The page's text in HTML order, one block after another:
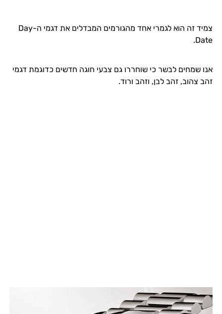
צמיד זה הוא לגמרי אחד מהגורמים המבדלים את דגמי הDay-
Date.
אנו שמחים לבשר כי שוחררו גם צבעי חוגה חדשים כדוגמת דגמי
זהב צהוב, זהב לבן, וזהב ורוד.